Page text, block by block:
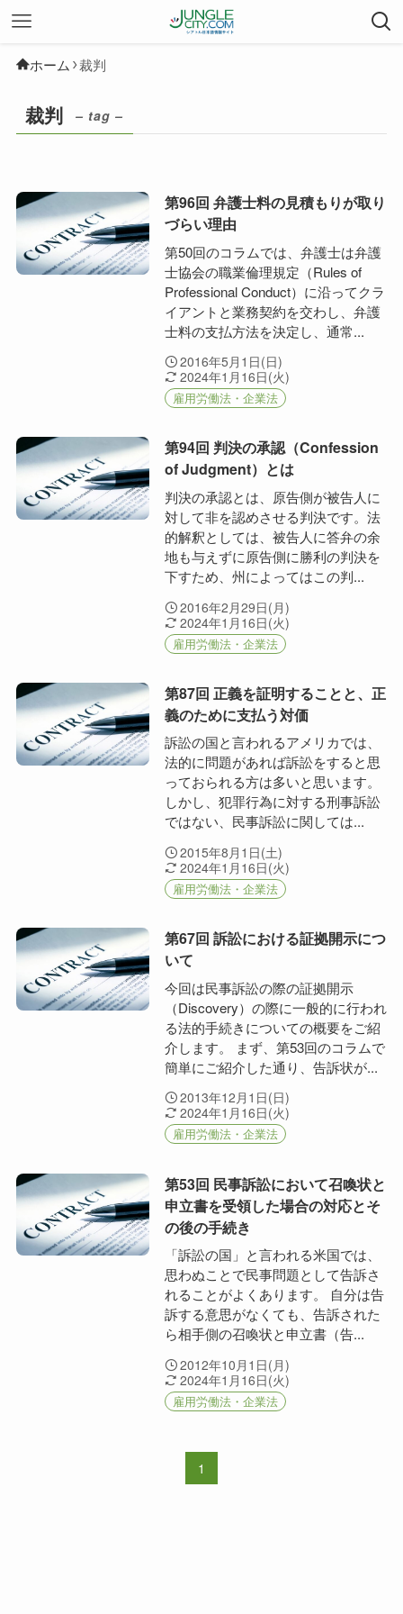
ホーム 裁判
裁判 – tag –
第96回 弁護士料の見積もりが取り
づらい理由
第50回のコラムでは、弁護士は弁護
士協会の職業倫理規定（Rules of
Professional Conduct）に沿ってクラ
イアントと業務契約を交わし、弁護
士料の支払方法を決定し、通常...
2016年5月1日(日)
2024年1月16日(火)
雇用労働法・企業法
第94回 判決の承認（Confession
of Judgment）とは
判決の承認とは、原告側が被告人に
対して非を認めさせる判決です。法
的解釈としては、被告人に答弁の余
地も与えずに原告側に勝利の判決を
下すため、州によってはこの判...
2016年2月29日(月)
2024年1月16日(火)
雇用労働法・企業法
第87回 正義を証明することと、正
義のために支払う対価
訴訟の国と言われるアメリカでは、
法的に問題があれば訴訟をすると思
っておられる方は多いと思います。
しかし、犯罪行為に対する刑事訴訟
ではない、民事訴訟に関しては...
2015年8月1日(土)
2024年1月16日(火)
雇用労働法・企業法
第67回 訴訟における証拠開示につ
いて
今回は民事訴訟の際の証拠開示
（Discovery）の際に一般的に行われ
る法的手続きについての概要をご紹
介します。 まず、第53回のコラムで
簡単にご紹介した通り、告訴状が...
2013年12月1日(日)
2024年1月16日(火)
雇用労働法・企業法
第53回 民事訴訟において召喚状と
申立書を受領した場合の対応とそ
の後の手続き
「訴訟の国」と言われる米国では、
思わぬことで民事問題として告訴さ
れることがよくあります。 自分は告
訴する意思がなくても、告訴された
ら相手側の召喚状と申立書（告...
2012年10月1日(月)
2024年1月16日(火)
雇用労働法・企業法
1